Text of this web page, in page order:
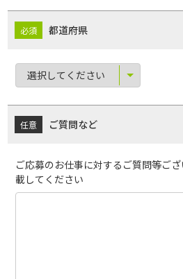
都道府県
ご質問など
ご応募のお仕事に対するご質問等ご
載してください